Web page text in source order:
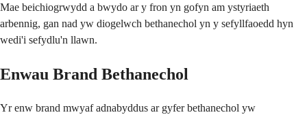
Mae beichiogrwydd a bwydo ar y fron yn gofyn am ystyriaeth
arbennig, gan nad yw diogelwch bethanechol yn y sefyllfaoedd hyn
wedi'i sefydlu'n llawn.
Enwau Brand Bethanechol
Yr enw brand mwyaf adnabyddus ar gyfer bethanechol yw